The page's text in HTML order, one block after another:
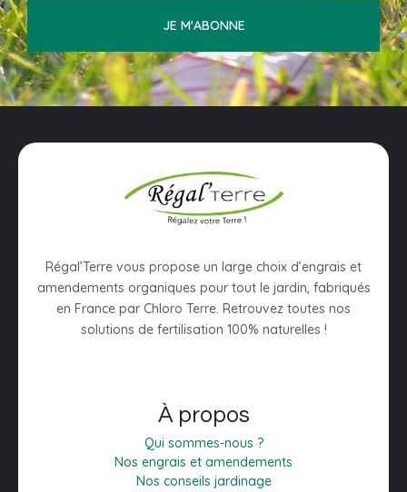
JE M'ABONNE
Régal’Terre vous propose un large choix d’engrais et
amendements organiques pour tout le jardin, fabriqués
en France par Chloro Terre. Retrouvez toutes nos
solutions de fertilisation 100% naturelles !
À propos
Qui sommes-nous ?
Nos engrais et amendements
Nos conseils jardinage